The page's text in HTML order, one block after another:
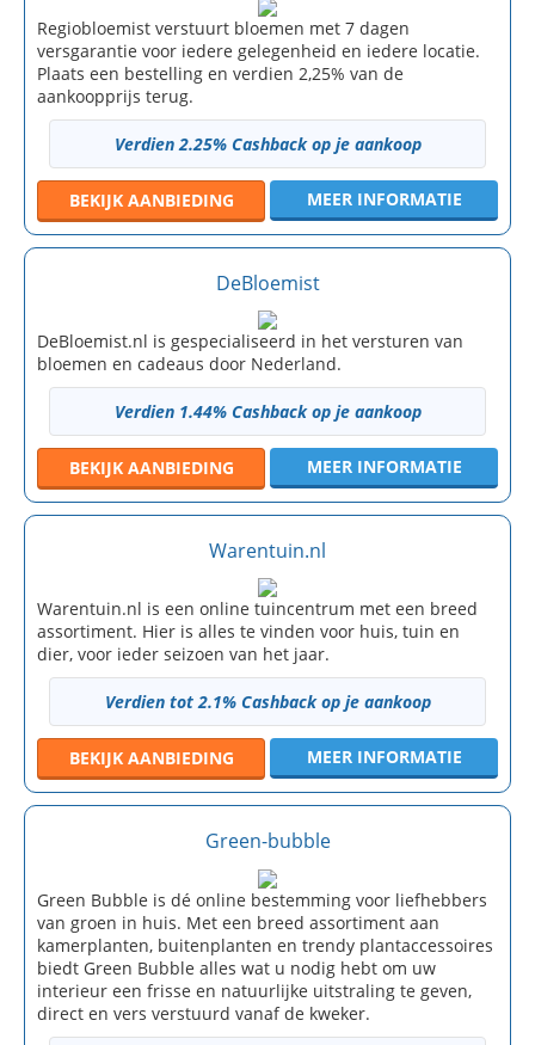
Regiobloemist verstuurt bloemen met 7 dagen
versgarantie voor iedere gelegenheid en iedere locatie.
Plaats een bestelling en verdien 2,25% van de
aankoopprijs terug.
Verdien 2.25% Cashback op je aankoop
BEKIJK AANBIEDING MEER INFORMATIE
DeBloemist
DeBloemist.nl is gespecialiseerd in het versturen van
bloemen en cadeaus door Nederland.
Verdien 1.44% Cashback op je aankoop
BEKIJK AANBIEDING MEER INFORMATIE
Warentuin.nl
Warentuin.nl is een online tuincentrum met een breed
assortiment. Hier is alles te vinden voor huis, tuin en
dier, voor ieder seizoen van het jaar.
Verdien tot 2.1% Cashback op je aankoop
BEKIJK AANBIEDING MEER INFORMATIE
Green-bubble
Green Bubble is dé online bestemming voor liefhebbers
van groen in huis. Met een breed assortiment aan
kamerplanten, buitenplanten en trendy plantaccessoires
biedt Green Bubble alles wat u nodig hebt om uw
interieur een frisse en natuurlijke uitstraling te geven,
direct en vers verstuurd vanaf de kweker.